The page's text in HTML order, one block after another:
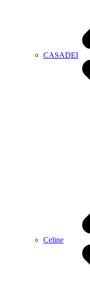
CASADEI
Celine